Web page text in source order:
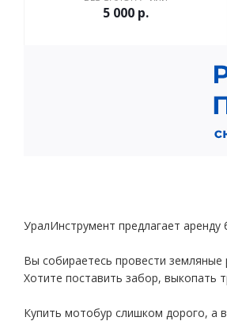
5 000 р.
УралИнструмент предлагает
Вы собираетесь провести
Хотите поставить забор, выкопать
Купить мотобур слишком дорого, а